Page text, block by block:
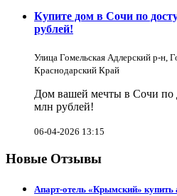
Купите дом в Сочи по
рублей!
Улица Гомельская Адлерский р-н,
Краснодарский Край
Дом вашей мечты в Сочи по
млн рублей!
06-04-2026 13:15
Новые Отзывы
Апарт-отель «Крымский»